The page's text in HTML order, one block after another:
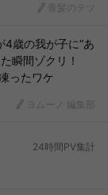
青髪のテツ
4歳の我が子に“あ
瞬間ゾクリ！
ったワケ
ヨムーノ 編集部
24時間PV集計